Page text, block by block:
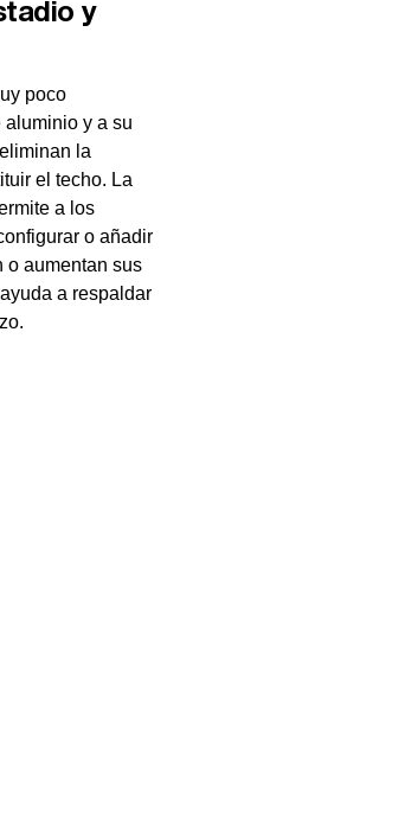
y
poco
aluminio y a su
la
el techo. La
a los
o añadir
o aumentan sus
a respaldar